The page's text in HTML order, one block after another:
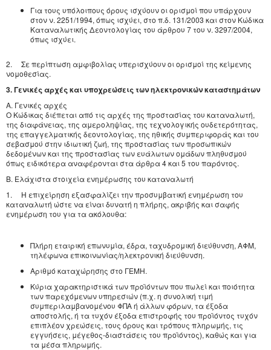
Για τους υπόλοιπους όρους ισχύουν οι ορισμοί που υπάρχουν
στον ν. 2251/1994, όπως ισχύει, στο π.δ. 131/2003 και στον Κώδικα
Καταναλωτικής Δεοντολογίας του άρθρου 7 του ν. 3297/2004,
όπως ισχύει.
2. Σε περίπτωση αμφιβολίας υπερισχύουν οι ορισμοί της κείμενης
νομοθεσίας.
3. Γενικές αρχές και υποχρεώσεις των ηλεκτρονικών καταστημάτων
Α. Γενικές αρχές
Ο Κώδικας διέπεται από τις αρχές της προστασίας του καταναλωτή,
της διαφάνειας, της αμεροληψίας, της τεχνολογικής ουδετερότητας,
της επαγγελματικής δεοντολογίας, της ηθικής συμπεριφοράς και του
σεβασμού στην ιδιωτική ζωή, της προστασίας των προσωπικών
δεδομένων και της προστασίας των ευάλωτων ομάδων πληθυσμού
όπως ειδικότερα αναφέρονται στα άρθρα 4 και 5 του παρόντος.
Β. Ελάχιστα στοιχεία ενημέρωσης του καταναλωτή
1. Η επιχείρηση εξασφαλίζει την προσυμβατική ενημέρωση του
καταναλωτή ώστε να είναι δυνατή η πλήρης, ακριβής και σαφής
ενημέρωση του για τα ακόλουθα:
Πλήρη εταιρική επωνυμία, έδρα, ταχυδρομική διεύθυνση, ΑΦΜ,
τηλέφωνα επικοινωνίας/ηλεκτρονική διεύθυνση.
Αριθμό καταχώρησης στο ΓΕΜΗ.
Κύρια χαρακτηριστικά των προϊόντων που πωλεί και ποιότητα
των παρεχόμενων υπηρεσιών (π.χ. η συνολική τιμή
συμπεριλαμβανομένου ΦΠΑ ή άλλων φόρων, τα έξοδα
αποστολής, ή τα τυχόν έξοδα επιστροφής του προϊόντος τυχόν
επιπλέον χρεώσεις, τους όρους και τρόπους πληρωμής, τις
εγγυήσεις, μέγεθος-διαστάσεις του προϊόντος), καθώς και για
τα μέσα πληρωμής.